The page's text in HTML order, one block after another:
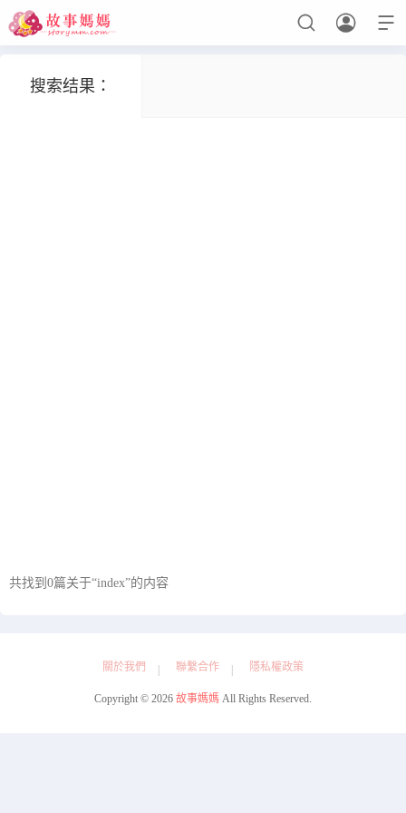



搜索结果：
共找到0篇关于“index”的内容
關於我們 聯繫合作 隱私權政策
Copyright © 2026 故事媽媽 All Rights Reserved.